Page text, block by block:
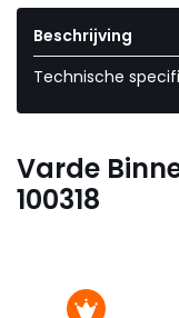
Beschrijving
Technische
Varde
100318